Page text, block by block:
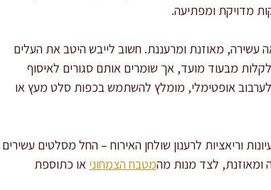
מדויקת ומפתיעה.
עשירה, מאוזנת ומרעננת. חשוב לייבש היטב את העלים
מבעוד מועד, אך שומרים אותם סגורים לאיסוף
אופטימלי, מומלץ להשתמש בכפות סלט מעץ או
וריאציות לרענון שולחן האירוח – החל מסלטים עשירים
ומאוזנת, לצד מנות מהמטבח הצמחוני או כתוספת